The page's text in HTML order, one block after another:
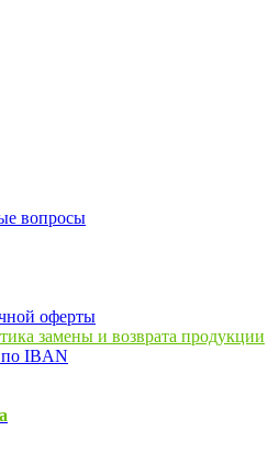
вопросы
оферты
замены и возврата продукции
по IBAN